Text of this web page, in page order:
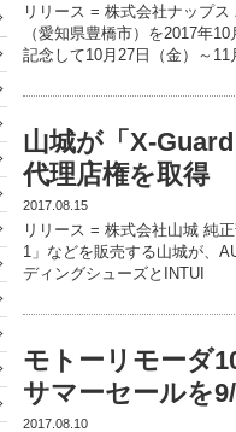
リリース = 株式会社ナップス
（愛知県豊橋市）を2017年
記念して10月27日（金）～11
山城が「X-
代理店権を取得
2017.08.15
リリース = 株式会社山城 純
1」などを販売する山城が、
ディングシューズとINTUI
モトーリモーダ
サマーセールを
2017.08.10